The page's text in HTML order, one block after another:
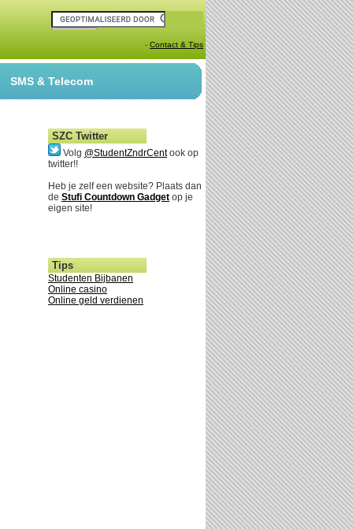
- Contact & Tips
SMS & Telecom
SZC Twitter
Volg @StudentZndrCentook op
twitter!!
Heb je zelf een website? Plaats dan
de Stufi Countdown Gadget op je
eigen site!
Tips
Studenten Bijbanen
Online casino
Online geld verdienen